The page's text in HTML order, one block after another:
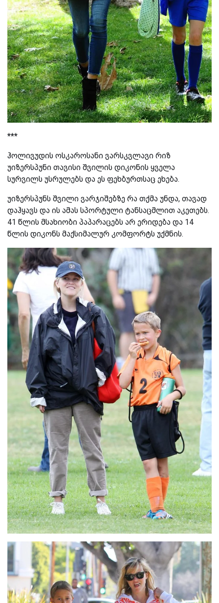
***
ჰოლივუდის ოსკაროსანი ვარსკვლავი რიზ
უიზერსპუნი თავისი შვილის დიკონის ყველა
სურვილს უსრულებს და ეს ფეხბურთსაც ეხება.
უიზერსპუნს შვილი ვარჯიშებზე რა თქმა უნდა, თავად
დაჰყავს და ის ამას სპორტული ტანსაცმლით აკეთებს.
41 წლის მსახიობი პაპარაცებს არ ერიდება და 14
წლის დიკონს მაქსიმალურ კომფორტს უქმნის.